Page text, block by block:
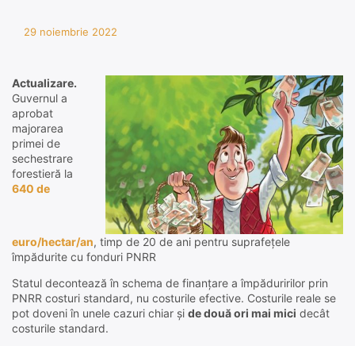
29 noiembrie 2022
Actualizare.
Guvernul a
aprobat
majorarea
primei de
sechestrare
forestieră la
640 de
euro/hectar/an, timp de 20 de ani pentru suprafețele
împădurite cu fonduri PNRR
Statul decontează în schema de finanțare a împăduririlor prin
PNRR costuri standard, nu costurile efective. Costurile reale se
pot doveni în unele cazuri chiar și de două ori mai mici decât
costurile standard.